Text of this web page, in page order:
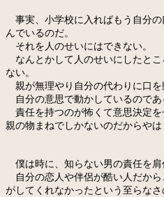
事実、小学校に入ればもう自分
んでいるのだ。
それを人のせいにはできない。
なんとかして人のせいにしたと
ない。
親が無理やり自分の代わりに口を
自分の意思で動かしているのであ
責任を持つのが怖くて意思決定
親の物まねでしかないのだからやは
僕は時に、知らない男の責任を肩
自分の恋人や伴侶が酷い人だから
がしてくれなかったという至らな